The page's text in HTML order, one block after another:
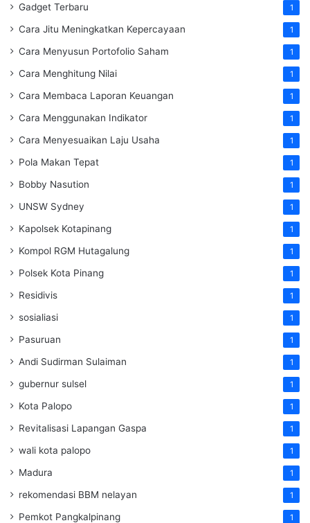
Gadget Terbaru 1
Cara Jitu Meningkatkan Kepercayaan 1
Cara Menyusun Portofolio Saham 1
Cara Menghitung Nilai 1
Cara Membaca Laporan Keuangan 1
Cara Menggunakan Indikator 1
Cara Menyesuaikan Laju Usaha 1
Pola Makan Tepat 1
Bobby Nasution 1
UNSW Sydney 1
Kapolsek Kotapinang 1
Kompol RGM Hutagalung 1
Polsek Kota Pinang 1
Residivis 1
sosialiasi 1
Pasuruan 1
Andi Sudirman Sulaiman 1
gubernur sulsel 1
Kota Palopo 1
Revitalisasi Lapangan Gaspa 1
wali kota palopo 1
Madura 1
rekomendasi BBM nelayan 1
Pemkot Pangkalpinang 1